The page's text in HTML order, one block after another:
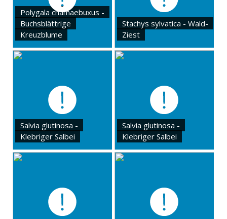
Polygala chamaebuxus -
Buchsblättrige
Kreuzblume
Stachys sylvatica - Wald-
Ziest
Salvia glutinosa -
Klebriger Salbei
Salvia glutinosa -
Klebriger Salbei